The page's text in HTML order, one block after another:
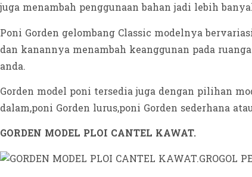
juga menambah penggunaan bahan jadi lebih
Poni Gorden gelombang Classic modelnya
dan kanannya menambah keanggunan pada
anda.
Gorden model poni tersedia juga dengan pilihan
dalam,poni Gorden lurus,poni Gorden sederhana
GORDEN MODEL PLOI CANTEL KAWAT.